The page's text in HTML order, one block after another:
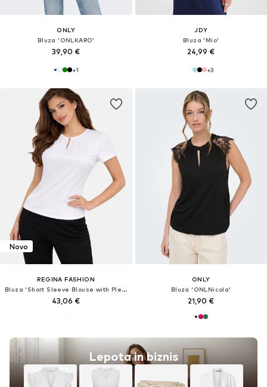
ONLY
Bluza 'ONLKARO'
39,90 €
+1
JDY
Bluza 'Mio'
24,99 €
+3
Novo
REGINA FASHION
Bluza 'Short Sleeve Blouse with Pleated Neckline'
43,06 €
Lepota in biznis
ONLY
Bluza 'ONLNicola'
21,90 €